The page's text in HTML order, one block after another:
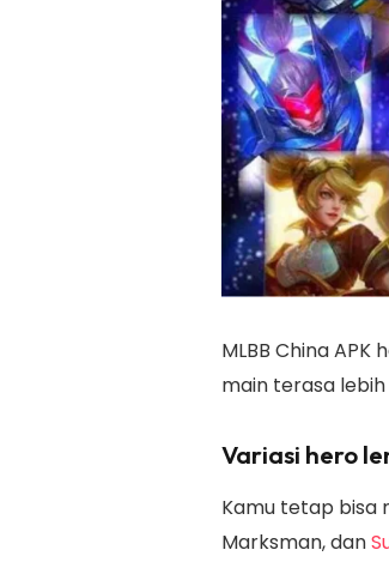
MLBB China
main terasa lebih
Variasi hero
Kamu tetap bisa
Marksman, dan